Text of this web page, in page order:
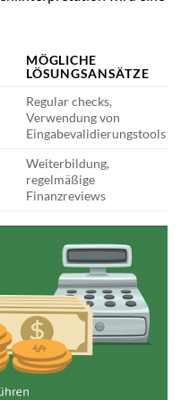
MÖGLICHE
LÖSUNGSANSÄTZE
Regular checks,
Verwendung von
Eingabevalidierungstools
Weiterbildung,
regelmäßige
Finanzreviews